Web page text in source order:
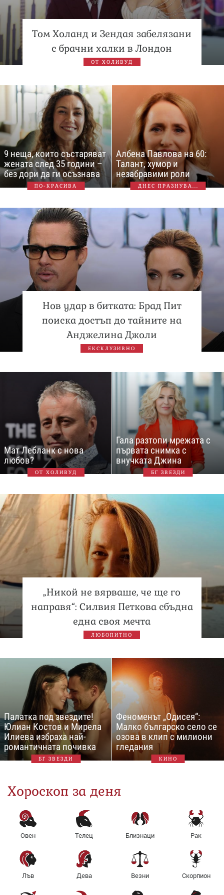
Том Холанд и Зендая забелязани
с брачни халки в Лондон
ОТ ХОЛИВУД
9 неща, които състаряват
жената след 35 години –
без дори да ги осъзнава
ПО-КРАСИВА
Албена Павлова на 60:
Талант, хумор и
незабравими роли
ДНЕС ПРАЗНУВА...
Нов удар в битката: Брад Пит
поиска достъп до тайните на
Анджелина Джоли
ЕКСКЛУЗИВНО
Мат Лебланк с нова
любов?
ОТ ХОЛИВУД
Гала разтопи мрежата с
първата снимка с
внучката Джина
БГ ЗВЕЗДИ
„Никой не вярваше, че ще го
направя“: Силвия Петкова сбъдна
една своя мечта
ЛЮБОПИТНО
Палатка под звездите!
Юлиан Костов и Мирела
Илиева избраха най-
романтичната почивка
БГ ЗВЕЗДИ
Феноменът „Одисея“:
Малко българско село се
озова в клип с милиони
гледания
КИНО
Хороскоп за деня
Овен Телец Близнаци Рак
Лъв Дева Везни Скорпион